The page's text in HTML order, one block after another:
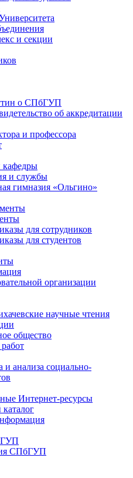
и секции
о СПбГУП
об аккредитации
и профессора
кафедры
и службы
гимназия «Ольгино»
для сотрудников
для студентов
организации
научные чтения
общество
анализа социально-
Интернет-ресурсы
СПбГУП